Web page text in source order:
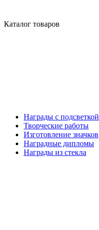
Каталог товаров
Награды с подсветкой
Творческие работы
Изготовление значков
Наградные дипломы
Награды из стекла